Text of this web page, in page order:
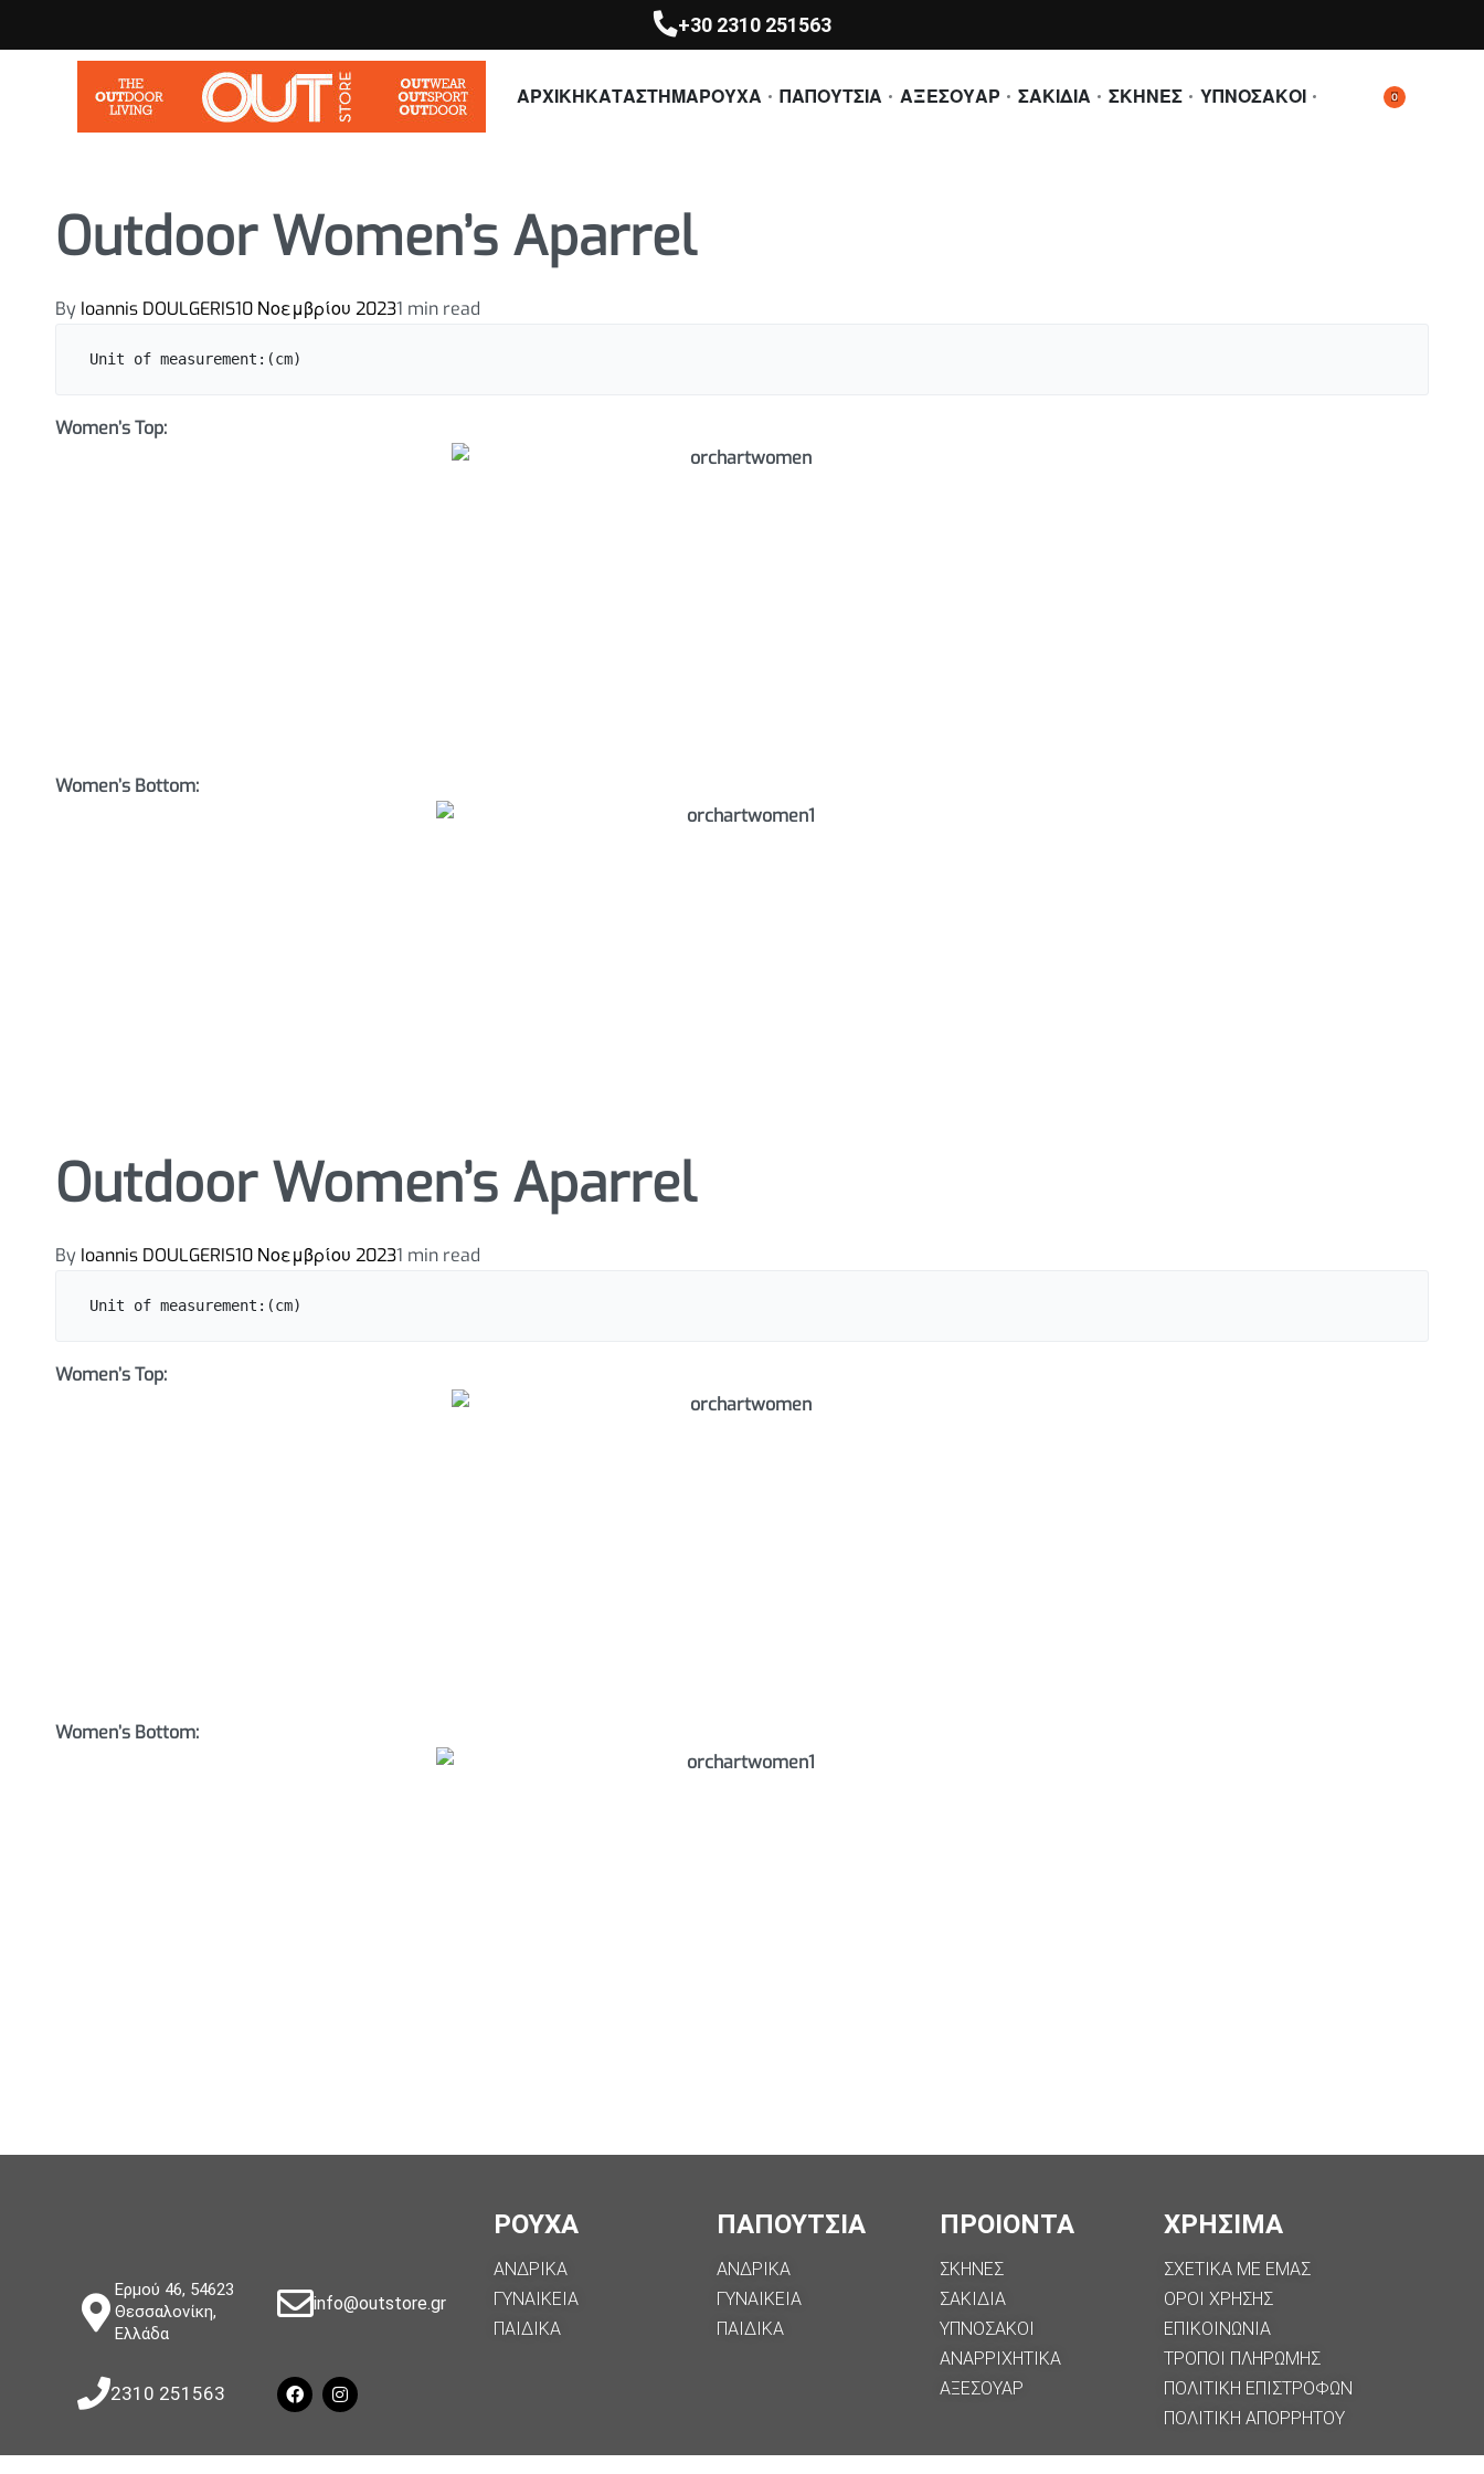
+30 2310 251563
ΑΡΧΙΚΗΚΑΤΑΣΤΗΜΑΡΟΥΧΑ ΠΑΠΟΥΤΣΙΑ ΑΞΕΣΟΥΑΡ ΣΑΚΙΔΙΑ ΣΚΗΝΕΣ ΥΠΝΟΣΑΚΟΙ 0
Outdoor Women’s Aparrel
By Ioannis DOULGERIS10 Νοεμβρίου 20231 min read
Unit of measurement:(cm)
Women’s Top:
Women’s Bottom:
Outdoor Women’s Aparrel
By Ioannis DOULGERIS10 Νοεμβρίου 20231 min read
Unit of measurement:(cm)
Women’s Top:
Women’s Bottom:
Ερμού 46, 54623
Θεσσαλονίκη,
Ελλάδα
info@outstore.gr
2310 251563
ΡΟΥΧΑ
ΑΝΔΡΙΚΑ
ΓΥΝΑΙΚΕΙΑ
ΠΑΙΔΙΚΑ
ΠΑΠΟΥΤΣΙΑ
ΑΝΔΡΙΚΑ
ΓΥΝΑΙΚΕΙΑ
ΠΑΙΔΙΚΑ
ΠΡΟΙΟΝΤΑ
ΣΚΗΝΕΣ
ΣΑΚΙΔΙΑ
ΥΠΝΟΣΑΚΟΙ
ΑΝΑΡΡΙΧΗΤΙΚΑ
ΑΞΕΣΟΥΑΡ
ΧΡΗΣΙΜΑ
ΣΧΕΤΙΚΑ ΜΕ ΕΜΑΣ
ΟΡΟΙ ΧΡΗΣΗΣ
ΕΠΙΚΟΙΝΩΝΙΑ
ΤΡΟΠΟΙ ΠΛΗΡΩΜΗΣ
ΠΟΛΙΤΙΚΗ ΕΠΙΣΤΡΟΦΩΝ
ΠΟΛΙΤΙΚΉ ΑΠΟΡΡΉΤΟΥ